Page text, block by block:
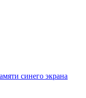
синего экрана